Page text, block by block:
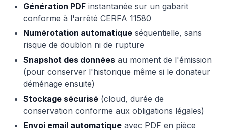
Génération PDF instantanée sur un gabarit
conforme à l'arrêté CERFA 11580
Numérotation automatique séquentielle, sans
risque de doublon ni de rupture
Snapshot des données au moment de l'émission
(pour conserver l'historique même si le donateur
déménage ensuite)
Stockage sécurisé (cloud, durée de
conservation conforme aux obligations légales)
Envoi email automatique avec PDF en pièce